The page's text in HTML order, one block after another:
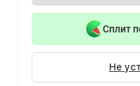
Сплит
Не